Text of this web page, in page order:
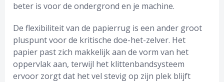
beter is voor de ondergrond en je machine.
De flexibiliteit van de papierrug is een ander groot
pluspunt voor de kritische doe-het-zelver. Het
papier past zich makkelijk aan de vorm van het
oppervlak aan, terwijl het klittenbandsysteem
ervoor zorgt dat het vel stevig op zijn plek blijft